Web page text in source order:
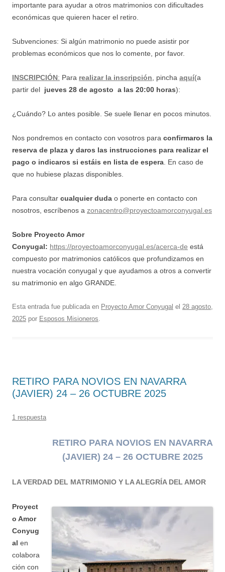
importante para ayudar a otros matrimonios con dificultades
económicas que quieren hacer el retiro.
Subvenciones: Si algún matrimonio no puede asistir por
problemas económicos que nos lo comente, por favor.
INSCRIPCIÓN: Para realizar la inscripción , pincha aquí(a
partir del jueves 28 de agosto a las 20:00 horas):
¿Cuándo? Lo antes posible. Se suele llenar en pocos minutos.
Nos pondremos en contacto con vosotros para confirmaros la
reserva de plaza y daros las instrucciones para realizar el
pago o indicaros si estáis en lista de espera . En caso de
que no hubiese plazas disponibles.
Para consultar cualquier duda o ponerte en contacto con
nosotros, escríbenos a zonacentro@proyectoamorconyugal.es
Sobre Proyecto Amor
Conyugal: https://proyectoamorconyugal.es/acerca-de está
compuesto por matrimonios católicos que profundizamos en
nuestra vocación conyugal y que ayudamos a otros a convertir
su matrimonio en algo GRANDE.
Esta entrada fue publicada en Proyecto Amor Conyugal el 28 agosto,
2025 por Esposos Misioneros
RETIRO PARA NOVIOS EN NAVARRA
(JAVIER) 24 – 26 OCTUBRE 2025
1 respuesta
RETIRO PARA NOVIOS EN NAVARRA
(JAVIER) 24 – 26 OCTUBRE 2025
LA VERDAD DEL MATRIMONIO Y LA ALEGRÍA DEL AMOR
Proyect
o Amor
Conyug
al en
colabora
ción con